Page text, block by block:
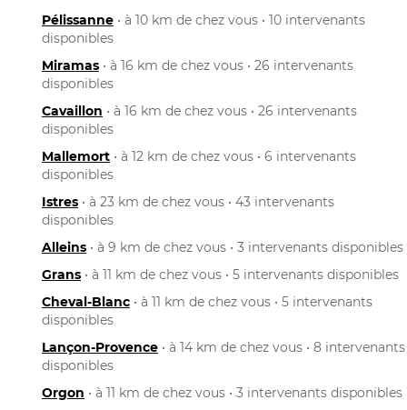
Pélissanne • à 10 km de chez vous • 10 intervenants
disponibles
Miramas • à 16 km de chez vous • 26 intervenants
disponibles
Cavaillon • à 16 km de chez vous • 26 intervenants
disponibles
Mallemort • à 12 km de chez vous • 6 intervenants
disponibles
Istres • à 23 km de chez vous • 43 intervenants
disponibles
Alleins • à 9 km de chez vous • 3 intervenants disponibles
Grans • à 11 km de chez vous • 5 intervenants disponibles
Cheval-Blanc • à 11 km de chez vous • 5 intervenants
disponibles
Lançon-Provence • à 14 km de chez vous • 8 intervenants
disponibles
Orgon • à 11 km de chez vous • 3 intervenants disponibles